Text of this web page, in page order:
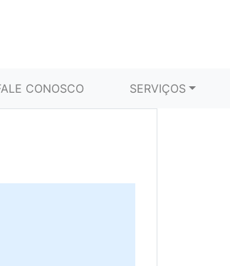
CONOSCO SERVIÇOS